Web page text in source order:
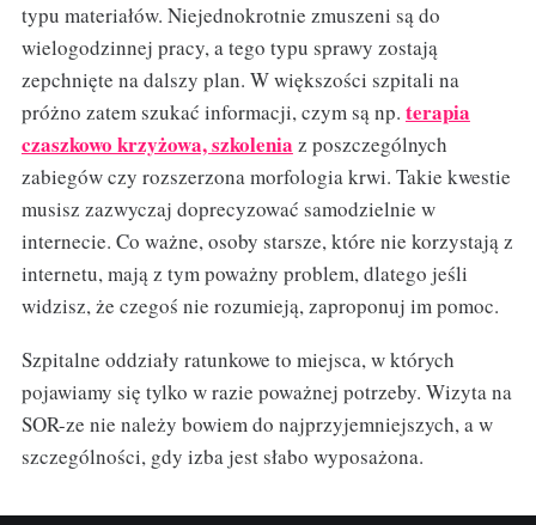
typu materiałów. Niejednokrotnie zmuszeni są do
wielogodzinnej pracy, a tego typu sprawy zostają
zepchnięte na dalszy plan. W większości szpitali na
próżno zatem szukać informacji, czym są np. terapia
czaszkowo krzyżowa, szkolenia z poszczególnych
zabiegów czy rozszerzona morfologia krwi. Takie kwestie
musisz zazwyczaj doprecyzować samodzielnie w
internecie. Co ważne, osoby starsze, które nie korzystają z
internetu, mają z tym poważny problem, dlatego jeśli
widzisz, że czegoś nie rozumieją, zaproponuj im pomoc.
Szpitalne oddziały ratunkowe to miejsca, w których
pojawiamy się tylko w razie poważnej potrzeby. Wizyta na
SOR-ze nie należy bowiem do najprzyjemniejszych, a w
szczególności, gdy izba jest słabo wyposażona.